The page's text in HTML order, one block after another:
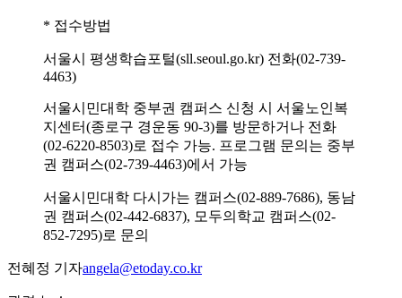
* 접수방법
서울시 평생학습포털(sll.seoul.go.kr) 전화(02-739-
4463)
서울시민대학 중부권 캠퍼스 신청 시 서울노인복
지센터(종로구 경운동 90-3)를 방문하거나 전화
(02-6220-8503)로 접수 가능. 프로그램 문의는 중부
권 캠퍼스(02-739-4463)에서 가능
서울시민대학 다시가는 캠퍼스(02-889-7686), 동남
권 캠퍼스(02-442-6837), 모두의학교 캠퍼스(02-
852-7295)로 문의
전혜정 기자angela@etoday.co.kr